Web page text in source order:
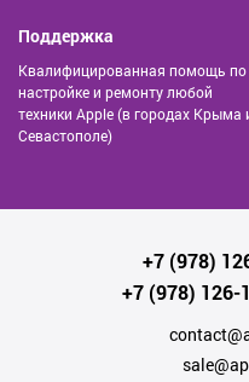
Поддержка
Квалифицированная помощь по
настройке и ремонту любой
техники Apple (в городах Крыма
Севастополе)
+7 (978)
+7 (978) 126-